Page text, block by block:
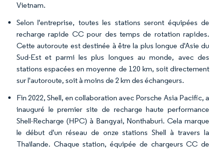
Vietnam.
Selon l'entreprise, toutes les stations seront équipées de
recharge rapide CC pour des temps de rotation rapides.
Cette autoroute est destinée à être la plus longue d'Asie du
Sud-Est et parmi les plus longues au monde, avec des
stations espacées en moyenne de 120 km, soit directement
sur l'autoroute, soit à moins de 2 km des échangeurs.
Fin 2022, Shell, en collaboration avec Porsche Asia Pacific, a
inauguré le premier site de recharge haute performance
Shell-Recharge (HPC) à Bangyai, Nonthaburi. Cela marque
le début d'un réseau de onze stations Shell à travers la
Thaïlande. Chaque station, équipée de chargeurs CC de